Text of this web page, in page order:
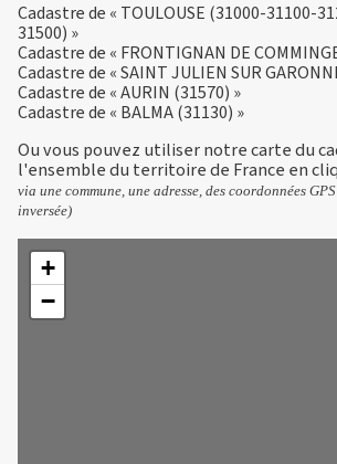
Cadastre de « TOULOUSE (31000-31100-
31500) »
Cadastre de « FRONTIGNAN DE
Cadastre de « SAINT JULIEN SUR
Cadastre de « AURIN (31570) »
Cadastre de « BALMA (31130) »
Ou vous pouvez utiliser notre carte du
l'ensemble du territoire de France en
via une commune, une adresse, des coordonnées
inversée)
+
−